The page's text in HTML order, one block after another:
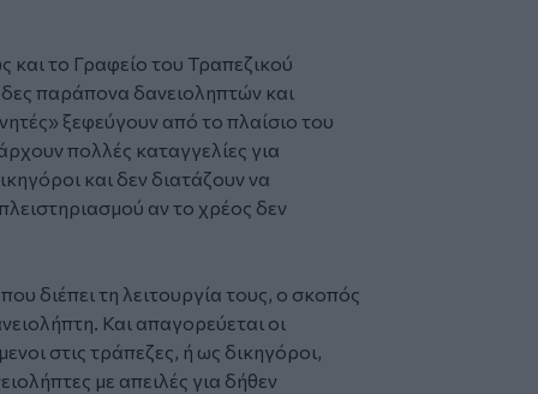
και το Γραφείο του Τραπεζικού
παράπονα δανειοληπτών και
ξεφεύγουν από το πλαίσιο του
πολλές καταγγελίες για
και δεν διατάζουν να
αν το χρέος δεν
διέπει τη λειτουργία τους, ο σκοπός
Και απαγορεύεται οι
στις τράπεζες, ή ως δικηγόροι,
με απειλές για δήθεν